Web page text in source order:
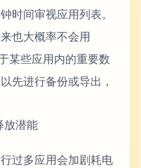
时间审视应用列表。
也大概率不会用
某些应用内的重要数
先进行备份或导出，
放潜能
行过多应用会加剧耗电